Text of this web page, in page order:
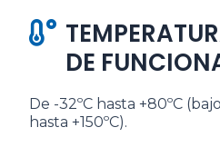
DE
De -32ºC hasta +80ºC
hasta +150ºC).